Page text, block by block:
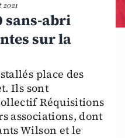
sans-abri
sur la
place des
Ils sont
Réquisitions
associations, dont
Wilson et le